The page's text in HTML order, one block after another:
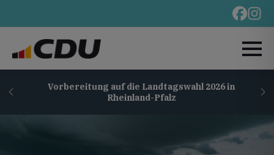
Vorbereitung auf die Landtagswahl 2026 in
Rheinland-Pfalz